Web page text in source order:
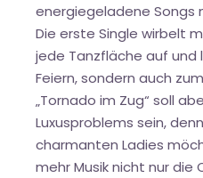
energiegeladene Songs
Die erste Single wirbelt
jede Tanzfläche auf und
Feiern, sondern auch
„Tornado im Zug“ soll
Luxusproblems sein,
charmanten Ladies
mehr Musik nicht nur die